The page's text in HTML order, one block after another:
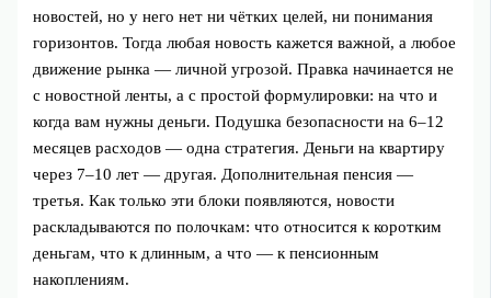
новостей, но у него нет ни чётких целей, ни понимания
горизонтов. Тогда любая новость кажется важной, а любое
движение рынка — личной угрозой. Правка начинается не
с новостной ленты, а с простой формулировки: на что и
когда вам нужны деньги. Подушка безопасности на 6–12
месяцев расходов — одна стратегия. Деньги на квартиру
через 7–10 лет — другая. Дополнительная пенсия —
третья. Как только эти блоки появляются, новости
раскладываются по полочкам: что относится к коротким
деньгам, что к длинным, а что — к пенсионным
накоплениям.